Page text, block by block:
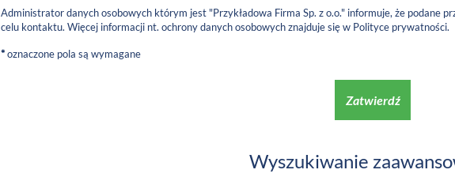
Administrator danych osobowych którym jest "Przykładowa Firma Sp. z o.o." informuje, że podane
celu kontaktu. Więcej informacji nt. ochrony danych osobowych znajduje się w Polityce prywatności.
*oznaczone pola są wymagane
Zatwierdź
Wyszukiwanie